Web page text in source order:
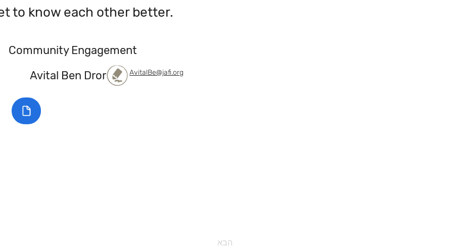
to know each other better.
Community Engagement
Avital Ben Dror
AvitalBe@jafi.org
הבא